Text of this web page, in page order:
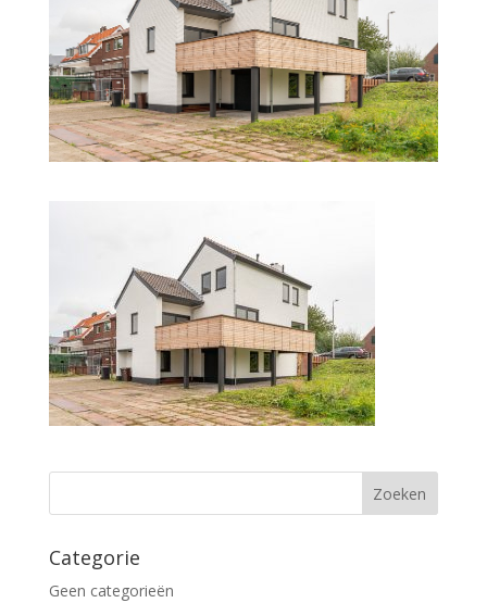
Categorie
Geen categorieën